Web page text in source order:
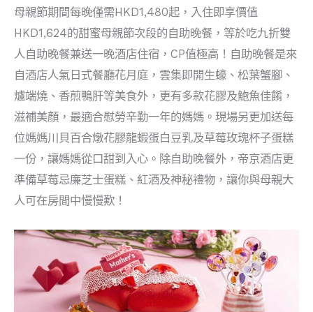
母親節期間每晚僅需HKD1,480起，入住即享價值
HKD1,624的甜蜜母親節次段的自助晚餐，等於吃九折雙
人自助晚餐兼送一晚酒店住宿，CP值極高！自助晚餐是來
自酒店人氣日式餐廳花月庭，雲集即開生蠔、松葉蟹腳、
爐端燒、香煎鴨肝等美食外，更有多款花膠及鮑魚佳餚，
滋補美顏，最適合慰勞辛勤一年的媽媽。現場另更加送每
位媽媽川貝百合燉花膠龍蝦蛋白豆乳及草莓玫瑰杯子蛋糕
一份，讓媽媽從口甜到入心。除自助晚餐外，帝京酒店更
準備草莓忌廉芝士蛋糕、紅酒及神秘禮物，讓你與母親大
人可在房間中慢慢歎！